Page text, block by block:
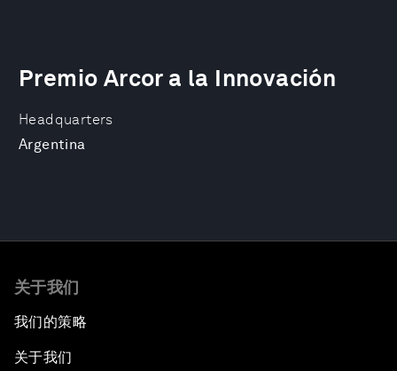
Headquarters
Argentina
Premio Arcor a la Innovación
关于我们
我们的策略
关于我们